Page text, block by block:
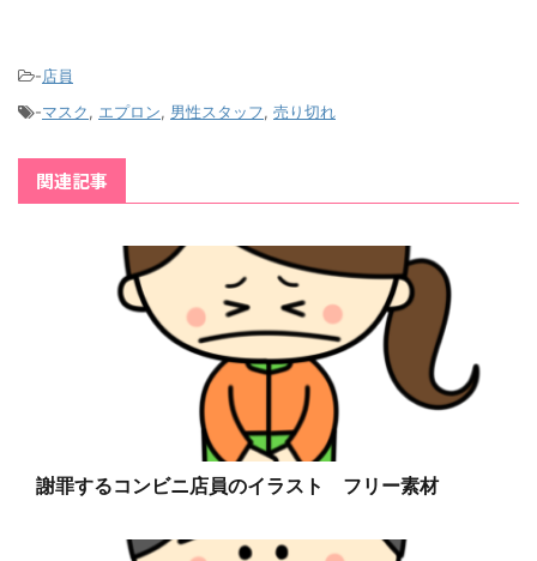
-店員
-マスク, エプロン, 男性スタッフ, 売り切れ
関連記事
謝罪するコンビニ店員のイラスト フリー素材